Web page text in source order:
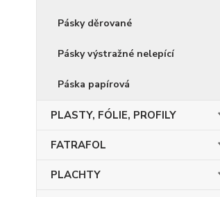
Pásky děrované
Pásky výstražné nelepící
Páska papírová
PLASTY, FÓLIE, PROFILY
FATRAFOL
PLACHTY